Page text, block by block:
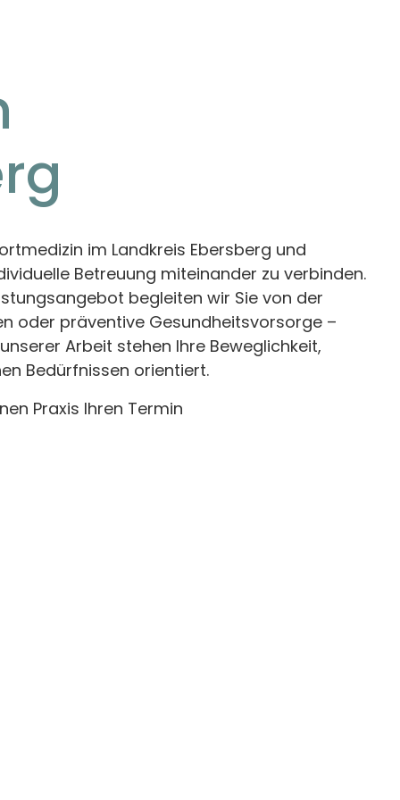
im Landkreis Ebersberg und
Betreuung miteinander zu verbinden.
begleiten wir Sie von der
oder präventive Gesundheitsvorsorge –
Arbeit stehen Ihre Beweglichkeit,
Bedürfnissen orientiert.
Praxis Ihren Termin